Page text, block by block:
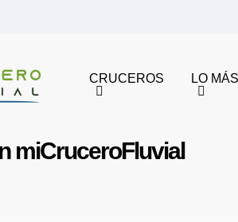
CRUCEROS LO
miCruceroFluvial